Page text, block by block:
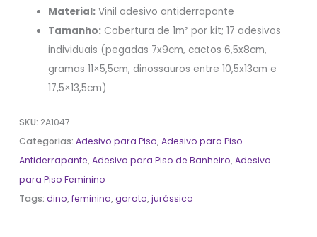
Material: Vinil adesivo antiderrapante
Tamanho: Cobertura de 1m² por kit; 17 adesivos
individuais (pegadas 7x9cm, cactos 6,5x8cm,
gramas 11×5,5cm, dinossauros entre 10,5x13cm e
17,5×13,5cm)
SKU: 2A1047
Categorias:Adesivo para Piso,Adesivo para Piso
Antiderrapante,Adesivo para Piso de Banheiro,Adesivo
para Piso Feminino
Tags:dino,feminina,garota,jurássico